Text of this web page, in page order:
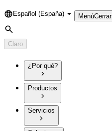
Language
Español (España) MenúCerrar
Búsqueda
Claro
¿Por qué?
Productos
Servicios